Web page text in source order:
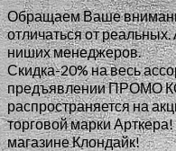
Обращаем Ваше
отличаться от
ниших менеджеров.
Скидка-20% на весь
предъявлении ПРОМО
распространяется на
торговой марки
магазине Клондайк!